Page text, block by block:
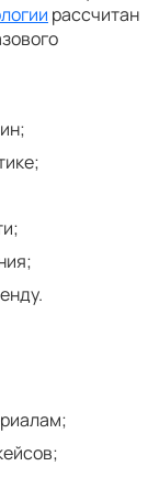
рассчитан